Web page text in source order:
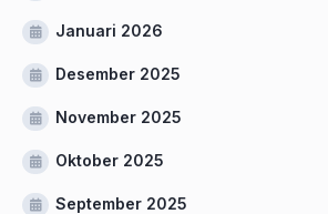
Januari 2026
Desember 2025
November 2025
Oktober 2025
September 2025